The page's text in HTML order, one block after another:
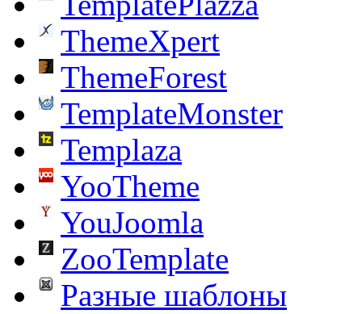
ThemeXpert
ThemeForest
TemplateMonster
Templaza
YooTheme
YouJoomla
ZooTemplate
Разные шаблоны